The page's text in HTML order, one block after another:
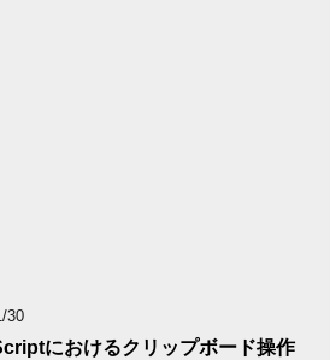
30
におけるクリップボード操作